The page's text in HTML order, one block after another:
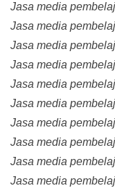
Jasa media
Jasa media
Jasa media
Jasa media
Jasa media
Jasa media
Jasa media
Jasa media
Jasa media
Jasa media